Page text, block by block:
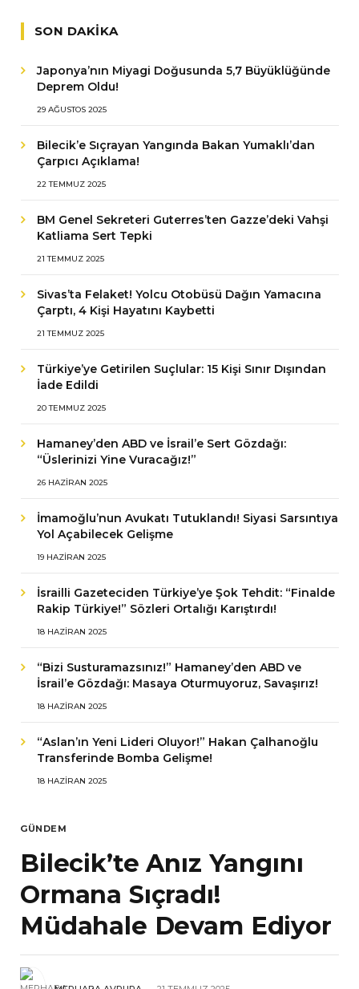
SON DAKIKA
Japonya’nın Miyagi Doğusunda 5,7 Büyüklüğünde
Deprem Oldu!
29 AĞUSTOS 2025
Bilecik’e Sıçrayan Yangında Bakan Yumaklı’dan
Çarpıcı Açıklama!
22 TEMMUZ 2025
BM Genel Sekreteri Guterres’ten Gazze’deki Vahşi
Katliama Sert Tepki
21 TEMMUZ 2025
Sivas’ta Felaket! Yolcu Otobüsü Dağın Yamacına
Çarptı, 4 Kişi Hayatını Kaybetti
21 TEMMUZ 2025
Türkiye’ye Getirilen Suçlular: 15 Kişi Sınır Dışından
İade Edildi
20 TEMMUZ 2025
Hamaney’den ABD ve İsrail’e Sert Gözdağı:
“Üslerinizi Yine Vuracağız!”
26 HAZIRAN 2025
İmamoğlu’nun Avukatı Tutuklandı! Siyasi Sarsıntıya
Yol Açabilecek Gelişme
19 HAZIRAN 2025
İsrailli Gazeteciden Türkiye’ye Şok Tehdit: “Finalde
Rakip Türkiye!” Sözleri Ortalığı Karıştırdı!
18 HAZIRAN 2025
“Bizi Susturamazsınız!” Hamaney’den ABD ve
İsrail’e Gözdağı: Masaya Oturmuyoruz, Savaşırız!
18 HAZIRAN 2025
“Aslan’ın Yeni Lideri Oluyor!” Hakan Çalhanoğlu
Transferinde Bomba Gelişme!
18 HAZIRAN 2025
GÜNDEM
Bilecik’te Anız Yangını
Ormana Sıçradı!
Müdahale Devam Ediyor